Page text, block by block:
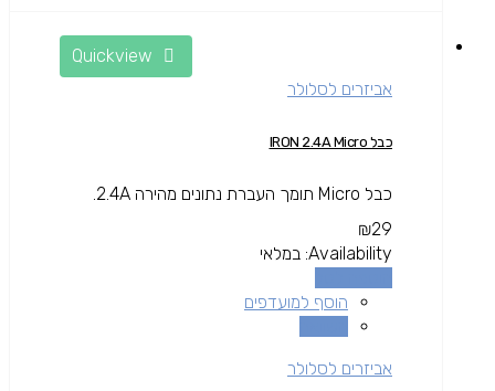
אביזרים לסלולר
כבל IRON 2.4A Micro
כבל Micro תומך העברת נתונים מהירה 2.4A.
₪29
Availability: במלאי
הוסף למועדפים
אביזרים לסלולר